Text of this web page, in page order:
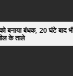
the
content
घंटे बाद भी